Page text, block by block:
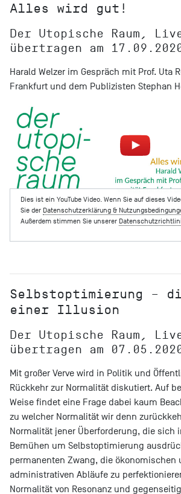
Alles wird gut!
Der Utopische Raum,
übertragen am
Harald Welzer im Gespräch mit Prof. Uta
Frankfurt und dem Publizisten Stephan
Dies ist ein YouTube Video. Wenn Sie auf dieses
Sie der Datenschutzerklärung &
Außerdem stimmen Sie unserer
Selbstoptimierung –
einer Illusion
Der Utopische Raum,
übertragen am
Mit großer Verve wird in Politik und
Rückkehr zur Normalität diskutiert. Auf
Weise findet eine Frage dabei kaum
zu welcher Normalität wir denn
Normalität jener Überforderung, die sich
Bemühen um Selbstoptimierung
permanenten Zwang, die ökonomischen
administrativen Abläufe zu
Normalität von Resonanz und